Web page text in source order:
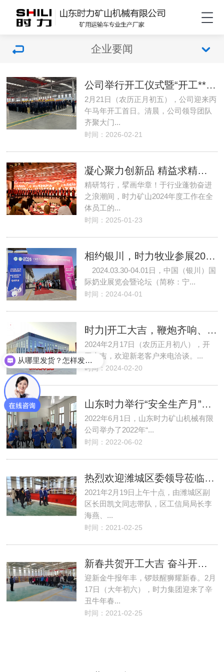
企业要闻
公司举行开工仪式暨“开工**课”
2月21日（农历正月初五），公司迎来丙
午马年开工首日。清晨，公司领导团队
齐聚大门...
时间：2026-02-21
凝心聚力创新品 精益求精提质量|时力矿山年会顺利举行，齐心迈向2025
精研笃行，擘画华章！于行业蓬勃奋进
之浪潮间，时力矿山2024年度工作在全
体员工的...
时间：2025-01-23
相约银川，时力牧业参展2024年第六届银川国际奶业暨农牧机械展览会
2024.03.30-04.01日，中国（银川）国
际奶业展览会暨论坛（简称：宁...
时间：2024-04-01
时力|开工大吉，鞭炮齐响、礼花绚烂，2024祝你祝我祝我们所想皆所愿
2024年2月17日（农历正月初八），开
工大吉，欢迎新老客户来电洽谈。...
时间：2024-02-20
山东时力举行“安全生产月”活动启动仪式
2022年6月1日，山东时力矿山机械有限
公司举办了2022年“...
时间：2022-06-02
热烈欢迎潍城区委领导莅临时力集团考察指导
2021年2月19日上午十点，由潍城区副
区长田凯文同志带队，区工信局局长李
海燕、...
时间：2021-02-25
新春共贺开工大吉 奋斗开创幸福未来
迎新金牛报年丰，锣鼓醒狮耀新春。2月
17日（大年初六），时力集团迎来了辛
丑牛年春...
时间：2021-02-25
从哪里发货？怎样发货？